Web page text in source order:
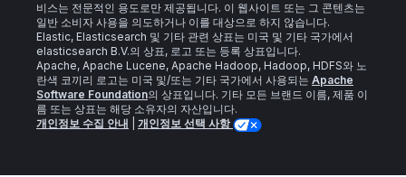
비스는 전문적인 용도로만 제공됩니다. 이 웹사이트 또는 그 콘텐츠는
일반 소비자 사용을 의도하거나 이를 대상으로 하지 않습니다.
Elastic, Elasticsearch 및 기타 관련 상표는 미국 및 기타 국가에서
elasticsearch B.V.의 상표, 로고 또는 등록 상표입니다.
Apache, Apache Lucene, Apache Hadoop, Hadoop, HDFS와 노
란색 코끼리 로고는 미국 및/또는 기타 국가에서 사용되는 Apache
Software Foundation의 상표입니다. 기타 모든 브랜드 이름, 제품 이
름 또는 상표는 해당 소유자의 자산입니다.
개인정보 수집 안내
개인정보 선택 사항